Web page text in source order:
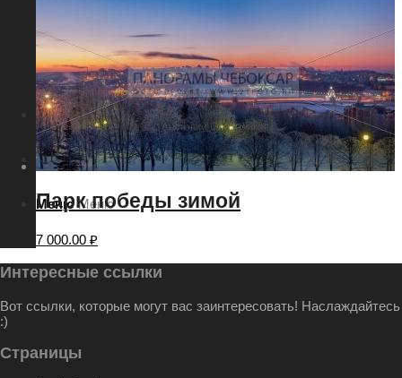
Картина с фотографией Чебоксар
Как купить или заказать фотографию?
Контакты
Поиск
Меню Меню
Парк победы зимой
7 000.00 ₽
Интересные ссылки
Вот ссылки, которые могут вас заинтересовать! Наслаждайтесь
:)
Страницы